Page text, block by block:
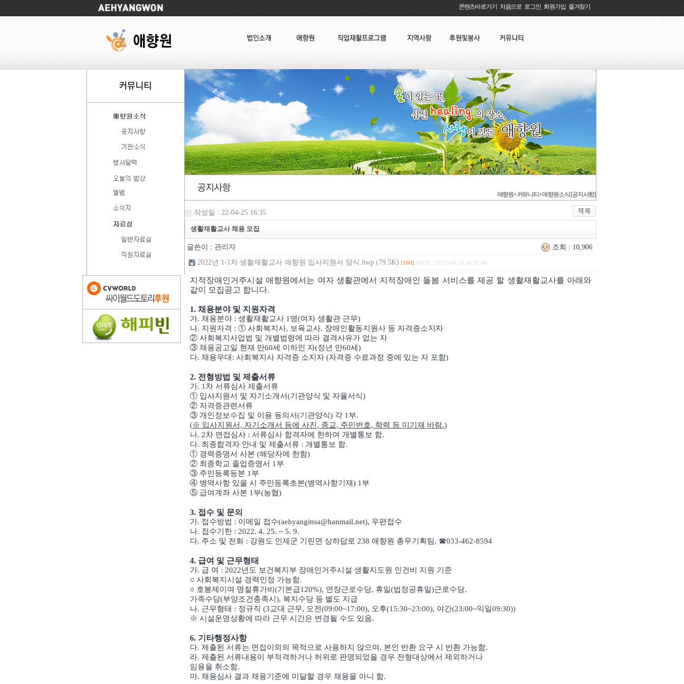
콘텐츠바로가기:처음으로:로그인:회원가입:즐겨찾기
애향원 커뮤니티 애향원소식 [공지사항]
작성일 : 22-04-25 16:35
생활재활교사 채용 모집
글쓴이 : 관리자
조회 : 10,906
2022년 1-1차 생활재활교사 애향원 입사지원서 양식.hwp (79.5K) [160] DATE : 2022-04-25 16:35:48
지적장애인거주시설 애향원에서는 여자 생활관에서 지적장애인 돌봄 서비스를 제공 할 생활재활교사를 아래와
같이 모집공고 합니다.
1. 채용분야 및 지원자격
가. 채용분야 : 생활재활교사 1명(여자 생활관 근무)
나. 지원자격 : ① 사회복지사, 보육교사, 장애인활동지원사 등 자격증소지자
② 사회복지사업법 및 개별법령에 따라 결격사유가 없는 자
③ 채용공고일 현재 만60세 이하인 자(정년 만60세)
다. 채용우대: 사회복지사 자격증 소지자 (자격증 수료과정 중에 있는 자 포함)
2. 전형방법 및 제출서류
가. 1차 서류심사 제출서류
① 입사지원서 및 자기소개서(기관양식 및 자율서식)
② 자격증관련서류
③ 개인정보수집 및 이용 동의서(기관양식) 각 1부.
(※ 입사지원서, 자기소개서 등에 사진, 종교, 주민번호, 학력 등 미기재 바람.)
나. 2차 면접심사 : 서류심사 합격자에 한하여 개별통보 함.
다. 최종합격자 안내 및 제출서류 : 개별통보 함.
① 경력증명서 사본 (해당자에 한함)
② 최종학교 졸업증명서 1부
③ 주민등록등본 1부
④ 병역사항 있을 시 주민등록초본(병역사항기재) 1부
⑤ 급여계좌 사본 1부(농협)
3. 접수 및 문의
가. 접수방법 : 이메일 접수(aehyanginsa@hanmail.net), 우편접수
나. 접수기한 : 2022. 4. 25. ~ 5. 9.
다. 주소 및 전화 : 강원도 인제군 기린면 상하답로 238 애향원 총무기획팀, ☎033-462-8594
4. 급여 및 근무형태
가. 급 여 : 2022년도 보건복지부 장애인거주시설 생활지도원 인건비 지원 기준
○ 사회복지시설 경력인정 가능함.
○ 호봉제이며 명절휴가비(기본급120%), 연장근로수당, 휴일(법정공휴일)근로수당,
가족수당(부양조건충족시), 복지수당 등 별도 지급
나. 근무형태 : 정규직 (3교대 근무, 오전(09:00~17:00), 오후(15:30~23:00), 야간(23:00~익일09:30))
※ 시설운영상황에 따라 근무 시간은 변경될 수도 있음.
6. 기타행정사항
다. 제출된 서류는 면접이외의 목적으로 사용하지 않으며, 본인 반환 요구 시 반환 가능함.
라. 제출된 서류내용이 부적격하거나 허위로 판명되었을 경우 전형대상에서 제외하거나
임용을 취소함.
마. 채용심사 결과 채용기준에 미달할 경우 채용을 아니 함.